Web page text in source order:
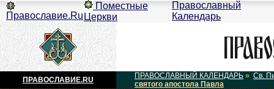
Православие.Ru
Поместные
Церкви
Православный
Календарь
ПРАВОСЛАВИЕ.RU ПРАВОСЛАВНЫЙ КАЛЕНДАРЬ » Св.
святого апостола Павла